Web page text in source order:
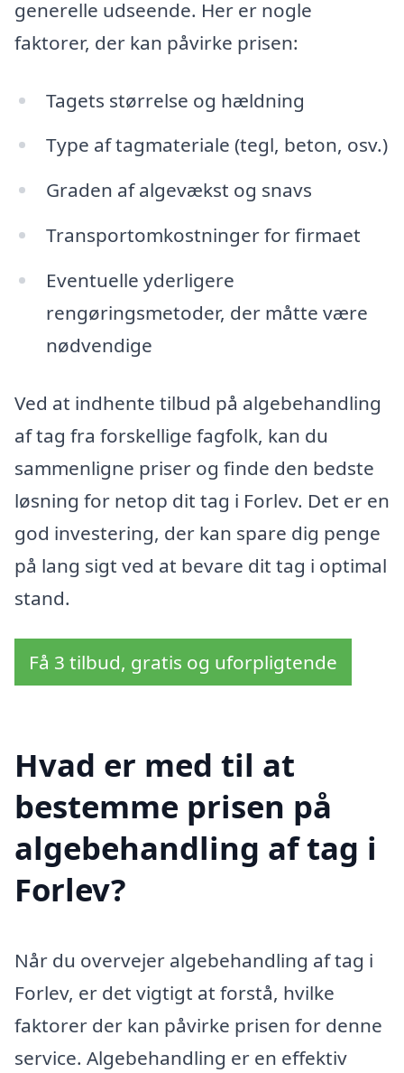
generelle udseende. Her er nogle
faktorer, der kan påvirke prisen:
Tagets størrelse og hældning
Type af tagmateriale (tegl, beton, osv.)
Graden af algevækst og snavs
Transportomkostninger for firmaet
Eventuelle yderligere
rengøringsmetoder, der måtte være
nødvendige
Ved at indhente tilbud på algebehandling
af tag fra forskellige fagfolk, kan du
sammenligne priser og finde den bedste
løsning for netop dit tag i Forlev. Det er en
god investering, der kan spare dig penge
på lang sigt ved at bevare dit tag i optimal
stand.
Få 3 tilbud, gratis og uforpligtende
Hvad er med til at
bestemme prisen på
algebehandling af tag i
Forlev?
Når du overvejer algebehandling af tag i
Forlev, er det vigtigt at forstå, hvilke
faktorer der kan påvirke prisen for denne
service. Algebehandling er en effektiv